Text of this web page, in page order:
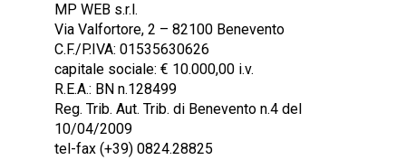
MP WEB s.r.l.
Via Valfortore, 2 – 82100 Benevento
C.F./P.IVA: 01535630626
capitale sociale: € 10.000,00 i.v.
R.E.A.: BN n.128499
Reg. Trib. Aut. Trib. di Benevento n.4 del
10/04/2009
tel-fax (+39) 0824.28825